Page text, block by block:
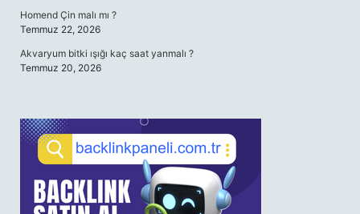
Homend Çin malı mı ?
Temmuz 22, 2026
Akvaryum bitki ışığı kaç saat yanmalı ?
Temmuz 20, 2026